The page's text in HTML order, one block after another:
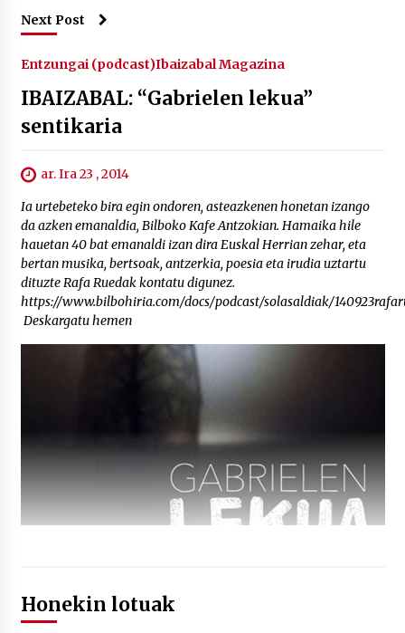
Next Post
Entzungai (podcast)Ibaizabal Magazina
IBAIZABAL: “Gabrielen lekua”
sentikaria
ar. Ira 23 , 2014
Ia urtebeteko bira egin ondoren, asteazkenen honetan izango
da azken emanaldia, Bilboko Kafe Antzokian. Hamaika hile
hauetan 40 bat emanaldi izan dira Euskal Herrian zehar, eta
bertan musika, bertsoak, antzerkia, poesia eta irudia uztartu
dituzte Rafa Ruedak kontatu digunez.
https://www.bilbohiria.com/docs/podcast/solasaldiak/
Deskargatu hemen
Honekin lotuak